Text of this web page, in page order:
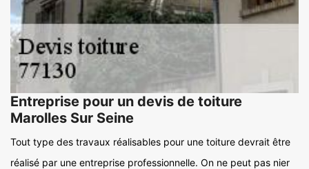
Entreprise pour un devis de toiture
Marolles Sur Seine
Tout type des travaux réalisables pour une toiture devrait être
réalisé par une entreprise professionnelle. On ne peut pas nier